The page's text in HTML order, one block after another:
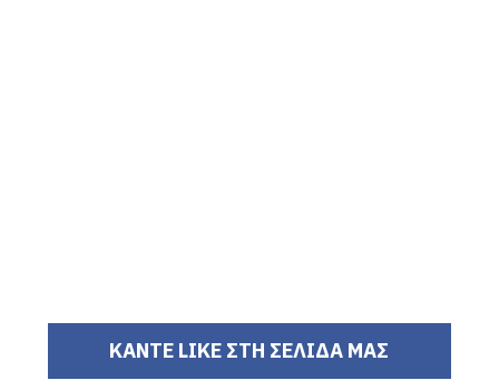
ΚΑΝΤΕ LIKE ΣΤΗ ΣΕΛΙΔΑ ΜΑΣ